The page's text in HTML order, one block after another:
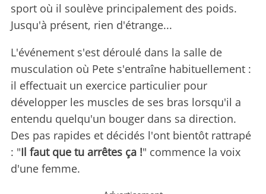
sport où il soulève principalement des poids.
Jusqu'à présent, rien d'étrange...
L'événement s'est déroulé dans la salle de
musculation où Pete s'entraîne habituellement :
il effectuait un exercice particulier pour
développer les muscles de ses bras lorsqu'il a
entendu quelqu'un bouger dans sa direction.
Des pas rapides et décidés l'ont bientôt rattrapé
: "Il faut que tu arrêtes ça !" commence la voix
d'une femme.